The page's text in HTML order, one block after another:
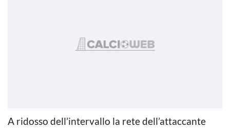
A ridosso dell’intervallo la rete dell’attaccante